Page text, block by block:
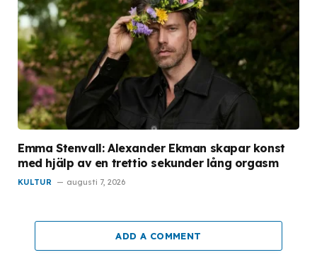
Emma Stenvall: Alexander Ekman skapar konst
med hjälp av en trettio sekunder lång orgasm
KULTUR augusti 7, 2026
ADD A COMMENT